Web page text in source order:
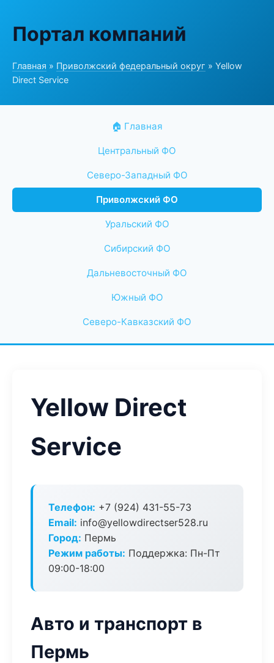
Портал компаний
Главная » Приволжский федеральный округ » Yellow
Direct Service
🏠 Главная
Центральный ФО
Северо-Западный ФО
Приволжский ФО
Уральский ФО
Сибирский ФО
Дальневосточный ФО
Южный ФО
Северо-Кавказский ФО
Yellow Direct
Service
Телефон: +7 (924) 431-55-73
Email: info@yellowdirectser528.ru
Город: Пермь
Режим работы: Поддержка: Пн-Пт
09:00-18:00
Авто и транспорт в
Пермь